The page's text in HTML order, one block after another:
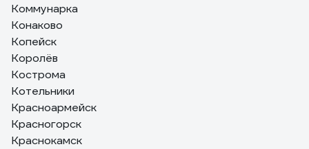
Коммунарка
Конаково
Копейск
Королёв
Кострома
Котельники
Красноармейск
Красногорск
Краснокамск